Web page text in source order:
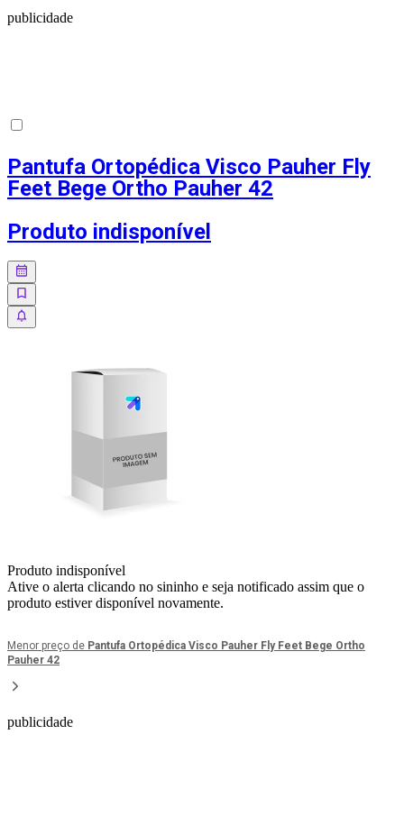
publicidade
Pantufa Ortopédica Visco Pauher Fly
Feet Bege Ortho Pauher 42
Produto indisponível
Produto indisponível
Ative o alerta clicando no sininho e seja notificado assim que o
produto estiver disponível novamente.
Menor preço de Pantufa Ortopédica Visco Pauher Fly Feet Bege Ortho
Pauher 42
publicidade